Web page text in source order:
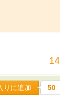
14
りに追加 50